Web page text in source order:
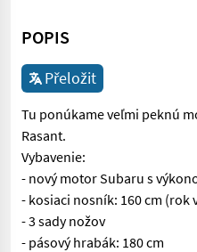
POPIS
Přeložit
Tu ponúkame veľmi peknú
Rasant.
Vybavenie:
- nový motor Subaru s
- kosiaci nosník: 160 cm (rok
- 3 sady nožov
- pásový hrabák: 180 cm